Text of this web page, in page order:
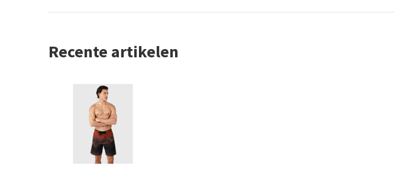
Recente artikelen